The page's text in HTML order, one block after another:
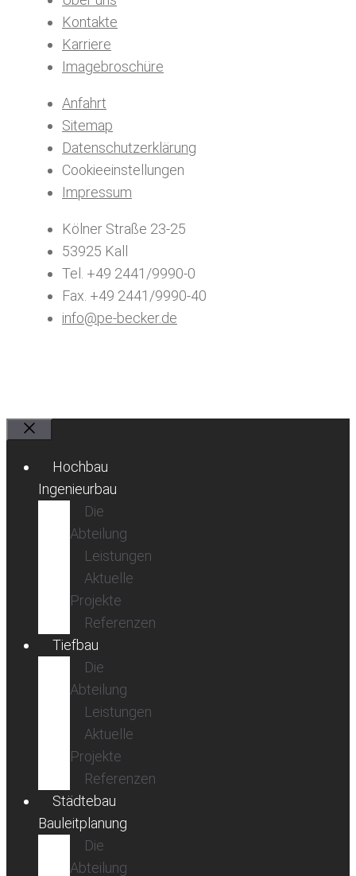
Kontakte
Karriere
Imagebroschüre
Anfahrt
Sitemap
Datenschutzerklärung
Cookieeinstellungen
Impressum
Kölner Straße 23-25
53925 Kall
Tel. +49 2441/9990-0
Fax. +49 2441/9990-40
info@pe-becker.de
Hochbau
Ingenieurbau
Die
Abteilung
Leistungen
Aktuelle
Projekte
Referenzen
Tiefbau
Die
Abteilung
Leistungen
Aktuelle
Projekte
Referenzen
Städtebau
Bauleitplanung
Die
Abteilung